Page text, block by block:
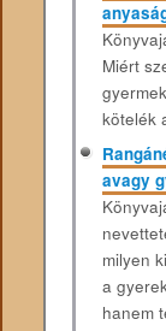
Miért
kötelék
avagy
milyen
a
hanem